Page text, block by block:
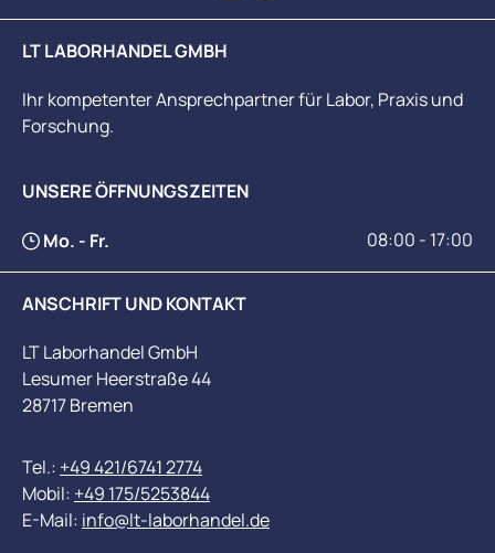
LT LABORHANDEL GMBH
Ihr kompetenter Ansprechpartner für Labor, Praxis und
Forschung.
UNSERE ÖFFNUNGSZEITEN
Mo. - Fr. 08:00 - 17:00
ANSCHRIFT UND KONTAKT
LT Laborhandel GmbH
Lesumer Heerstraße 44
28717 Bremen
Tel.: +49 421/6741 2774
Mobil: +49 175/5253844
E-Mail: info@lt-laborhandel.de